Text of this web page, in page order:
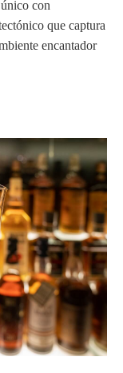
con
que captura
encantador